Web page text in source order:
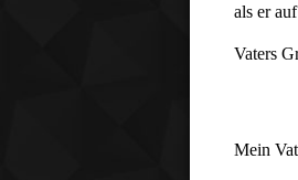
als er
Vaters
Mein